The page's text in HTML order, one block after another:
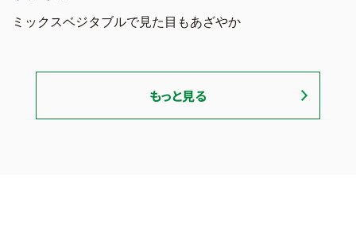
ミックスベジタブルで見た目もあざやか
もっと見る